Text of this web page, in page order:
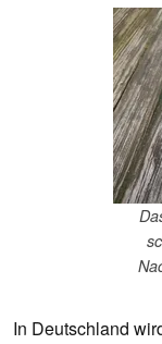
In Deutschland